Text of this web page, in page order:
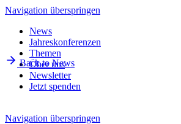
Navigation überspringen
News
Jahreskonferenzen
Themen
Über uns
Newsletter
Jetzt spenden
Navigation überspringen
Back to News